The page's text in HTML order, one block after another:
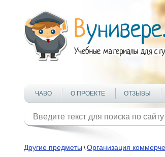
ЧАВО О ПРОЕКТЕ ОТЗЫВЫ
Другие предметы \Организация